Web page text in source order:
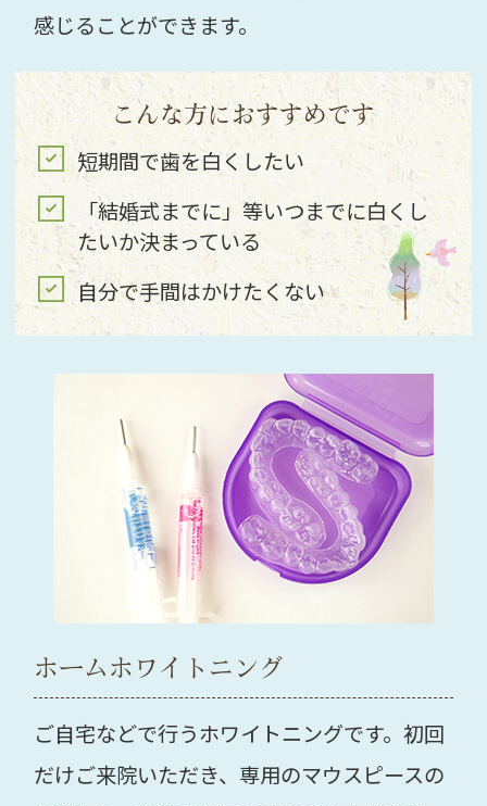
感じることができます。
こんな方におすすめです
短期間で歯を白くしたい
「結婚式までに」等いつまでに白くし
たいか決まっている
自分で手間はかけたくない
ホームホワイトニング
ご自宅などで行うホワイトニングです。初回
だけご来院いただき、専用のマウスピースの